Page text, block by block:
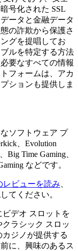
号化された SSL
ータと金融データ
の詐欺から保護さ
グを提唱してお
ルを特定する方法
要なすべての情報
フォームは、アカ
ションも提供しま
ソフトウェア プ
、Evolution
Big Time Gaming、
などです。
レビューを読み
てください。
デオ スロットを
ラシック スロッ
カジノが提供する
に、興味のあるス